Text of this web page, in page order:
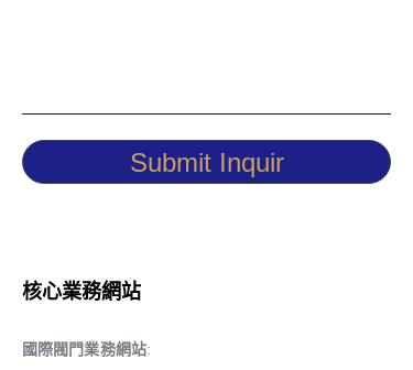
Submit Inquir
核心業務網站
國際閥門業務網站: